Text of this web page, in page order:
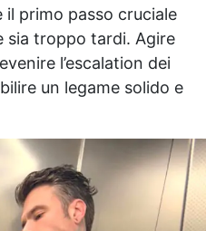
primo passo cruciale
sia troppo tardi. Agire
l’escalation dei
un legame solido e